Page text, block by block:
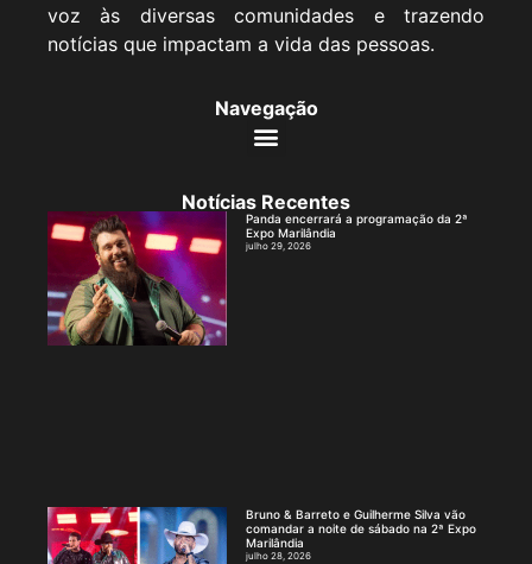
voz às diversas comunidades e trazendo
notícias que impactam a vida das pessoas.
Navegação
Notícias Recentes
Panda encerrará a programação da 2ª
Expo Marilândia
julho 29, 2026
Bruno & Barreto e Guilherme Silva vão
comandar a noite de sábado na 2ª Expo
Marilândia
julho 28, 2026